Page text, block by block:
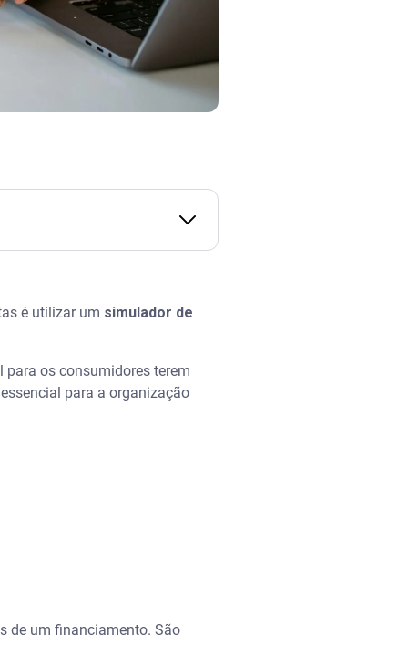
é utilizar um simulador de
para os consumidores terem
para a organização
de um financiamento. São